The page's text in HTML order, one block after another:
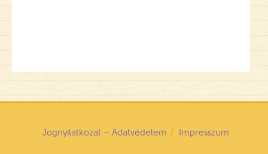
Jognyilatkozat – Adatvédelem Impresszum